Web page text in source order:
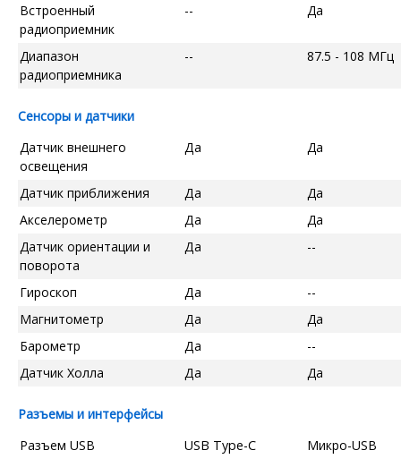
Встроенный
радиоприемник
-- Да
Диапазон
радиоприемника
-- 87.5 - 108 МГц
Сенсоры и датчики
Датчик внешнего
освещения
Да Да
Датчик приближения Да
Да
Акселерометр
Да
Да
Датчик ориентации и
поворота
Да --
Гироскоп Да
--
Магнитометр
Да
Да
Барометр
Да
--
Датчик Холла
Да Да
Разъемы и интерфейсы
Разъем USB
USB Type-C
Микро-USB